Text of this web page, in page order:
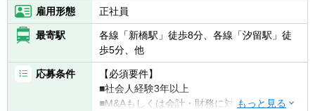
■投資対象は主に売上数億円～数十億円の中
堅・中小企業となります
【ポジションの魅力】
独立も将来的に実現可能となりうる成長環
境！！
業務の幅広さや案件サポート体制は業界トッ
雇用形態 正社員
最寄駅
各線「新橋駅」徒歩8分、各線「汐留駅」徒
歩5分、他
応募条件
【必須要件】
■社会人経験3年以上
■M&Aもしくは会計・財務に対する興味・関